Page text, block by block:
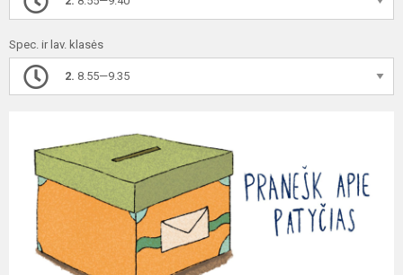
Spec. ir lav. klasės
2. 8.55—9.35